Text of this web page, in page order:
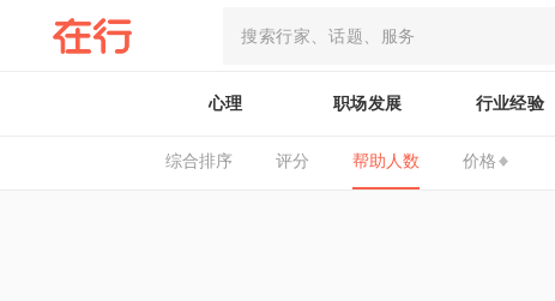
心理 职场发展 行业经验
综合排序 评分 帮助人数 价格